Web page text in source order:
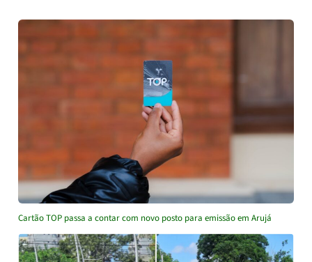
Cartão TOP passa a contar com novo posto para emissão em Arujá